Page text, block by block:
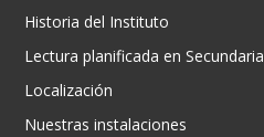
Historia del Instituto
Lectura planificada en Secundaria
Localización
Nuestras instalaciones